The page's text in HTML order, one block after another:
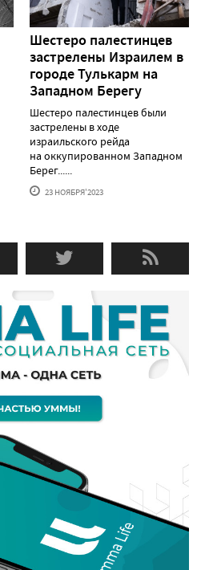
Шестеро палестинцев
застрелены Израилем в
городе Тулькарм на
Западном Берегу
Шестеро палестинцев были
застрелены в ходе
израильского рейда
на оккупированном Западном
Берег......
23 НОЯБРЯ'2023